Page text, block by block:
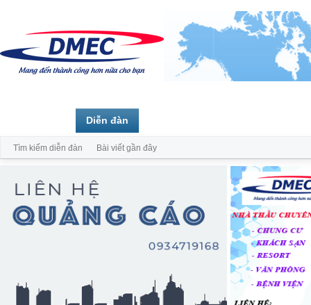
Diễn đàn
Tìm kiếm diễn đàn Bài viết gần đây